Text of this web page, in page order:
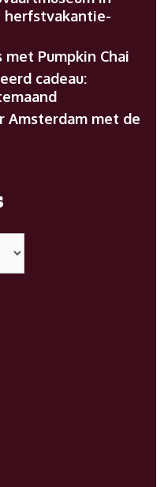
herfstvakantie-
Pumpkin Chai
cadeau:
Amsterdam met de